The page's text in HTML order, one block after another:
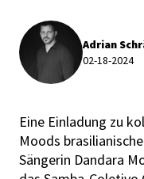
Adrian
02-18-2024
Eine Einladung zu
Moods
Sängerin Dandara